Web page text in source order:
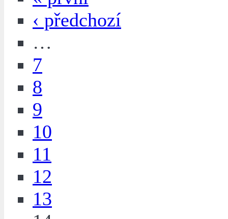
‹ předchozí
…
7
8
9
10
11
12
13